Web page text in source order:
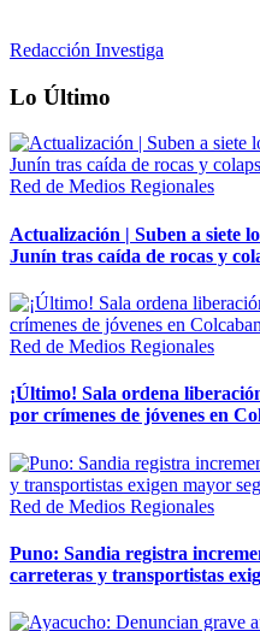
Redacción Investiga
Lo Último
Red de Medios Regionales
Actualización | Suben a siete
Junín tras caída de rocas y
Red de Medios Regionales
¡Último! Sala ordena
por crímenes de jóvenes en
Red de Medios Regionales
Puno: Sandia registra
carreteras y transportistas